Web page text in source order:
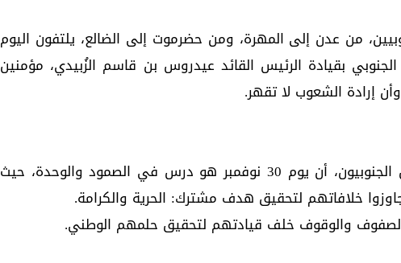
من عدن إلى المهرة، ومن حضرموت إلى الضالع، يلتفون اليوم
بقيادة الرئيس القائد عيدروس بن قاسم الزُبيدي، مؤمنين
وأن إرادة الشعوب لا تقهر.
وأضاف الناشطون والسياسيون الجنوبيون، أن يوم 30 نوفمبر هو درس في الصمود والوحدة، حيث
خلافاتهم لتحقيق هدف مشترك: الحرية والكرامة.
الصفوف والوقوف خلف قيادتهم لتحقيق حلمهم الوطني.